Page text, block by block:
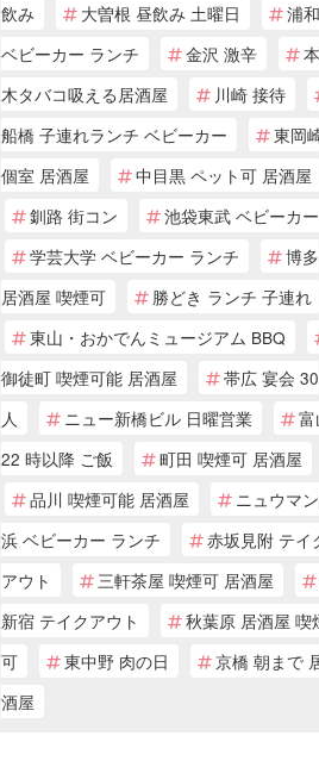
飲み
大曽根 昼飲み 土曜日
浦和
ベビーカー ランチ
金沢 激辛
木タバコ吸える居酒屋
川崎 接待
船橋 子連れランチ ベビーカー
東岡
個室 居酒屋
中目黒 ペット可 居酒屋
釧路 街コン
池袋東武 ベビーカー
学芸大学 ベビーカー ランチ
博多
居酒屋 喫煙可
勝どき ランチ 子連れ
東山・おかでんミュージアム BBQ
御徒町 喫煙可能 居酒屋
帯広 宴会 30
人
ニュー新橋ビル 日曜営業
富
22 時以降 ご飯
町田 喫煙可 居酒屋
品川 喫煙可能 居酒屋
ニュウマ
浜 ベビーカー ランチ
赤坂見附 テイ
アウト
三軒茶屋 喫煙可 居酒屋
新宿 テイクアウト
秋葉原 居酒屋 喫
可
東中野 肉の日
京橋 朝まで
酒屋